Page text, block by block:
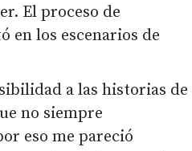
El proceso de
en los escenarios de
a las historias de
no siempre
eso me pareció